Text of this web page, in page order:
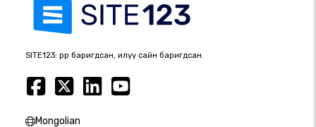
SITE123: өөрөөр баригдсан, илүү сайн баригдсан.
Mongolian